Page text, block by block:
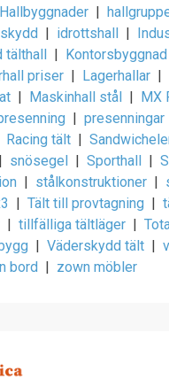
Hallbyggnader |
| idrottshall |
tälthall | Kontorsbyggnad
priser | Lagerhallar |
| Maskinhall stål | MX
| presenningar
Racing tält |
| snösegel | Sporthall |
| stålkonstruktioner |
| Tält till provtagning |
| tillfälliga tältläger |
| Väderskydd tält |
bord | zown möbler